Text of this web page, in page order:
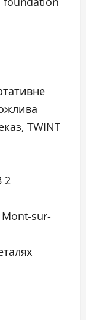
TWINT
2
sur-